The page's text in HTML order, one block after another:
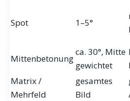
Spot 1–5°
Mittenbetonung
ca. 30°, Mitte
gewichtet
Matrix /
Mehrfeld
gesamtes
Bild